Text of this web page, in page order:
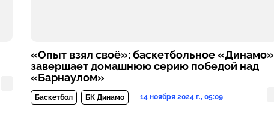
«Опыт взял своё»: баскетбольное «Динамо»
завершает домашнюю серию победой над
«Барнаулом»
Баскетбол БК Динамо 14 ноября 2024 г., 05:09